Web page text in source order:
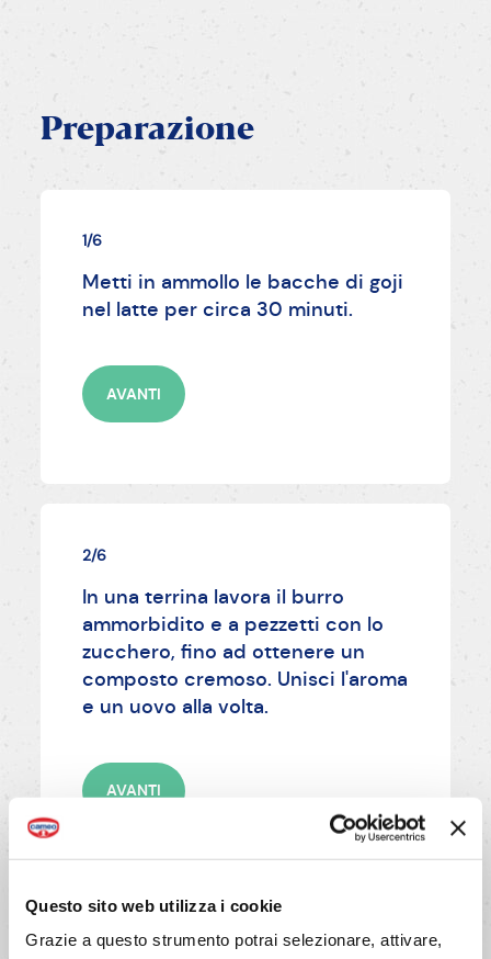
Questo sito web utilizza i cookie
Grazie a questo strumento potrai selezionare, attivare,
Preparazione
1/6
Metti in ammollo le bacche di goji
nel latte per circa 30 minuti.
AVANTI
2/6
In una terrina lavora il burro
ammorbidito e a pezzetti con lo
zucchero, fino ad ottenere un
composto cremoso. Unisci l'aroma
e un uovo alla volta.
AVANTI
3/6